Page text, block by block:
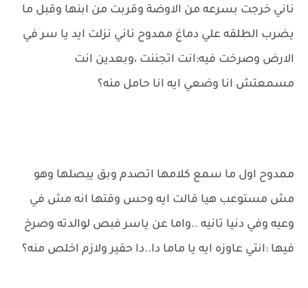
ناني خرجت بسرعه من الاوضة وقربت من ابنها وقبل ما
يضرب الطلقه علي دماغ ممدوح ناني نزلت ايد يا سر في
الارض وصرخت فيه:انت اتجننت ،وبعدين انت
مسمعتش انا وضعي ايه انا حامل منه؟
ممدوح اول ما سمع كلامها اتصدم وبق يبصلها وهو
مش مستوعب هيا قالت ايه وحس وقتها انه مش في
وعيه وفي دنيا تانيه ..واما عن ياسر فبص لوالدته وصرخ
فيها :انتي عاوزه ايه يا ماما دا..دا حقير ولازم اخلص منه؟